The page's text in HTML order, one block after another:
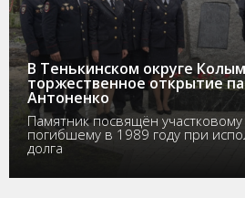
В Тенькинском округе
торжественное открытие
Антоненко
Памятник посвящён
погибшему в 1989 году при
долга